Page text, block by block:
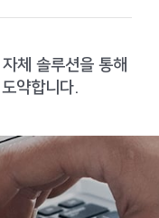
체 솔루션을 통해
약합니다.